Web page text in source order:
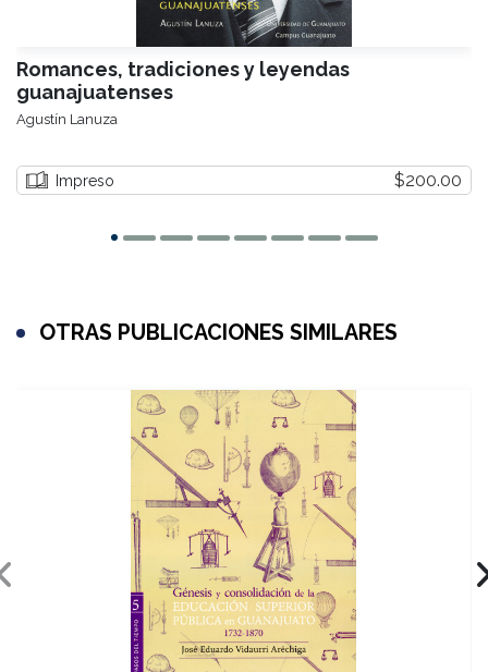
Romances, tradiciones y leyendas
guanajuatenses
Agustín Lanuza
Impreso $200.00
OTRAS PUBLICACIONES SIMILARES